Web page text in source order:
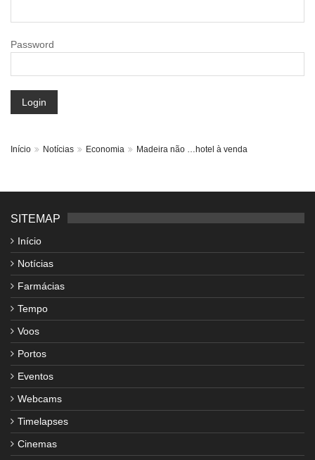
Password
Login
Início Notícias Economia Madeira não …hotel à venda
SITEMAP
Início
Notícias
Farmácias
Tempo
Voos
Portos
Eventos
Webcams
Timelapses
Cinemas